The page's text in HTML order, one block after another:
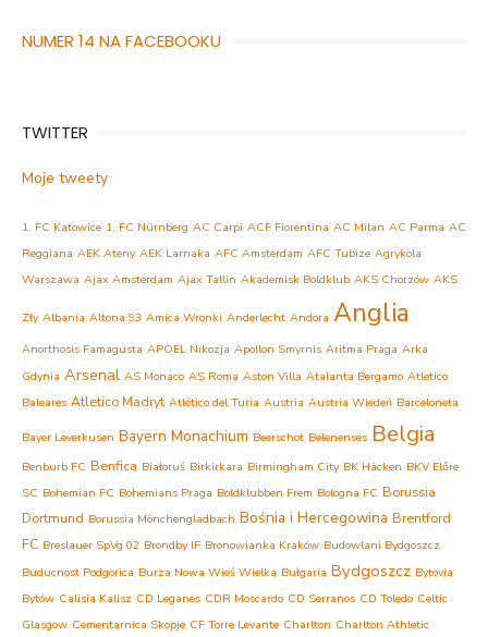
NUMER 14 NA FACEBOOKU
TWITTER
Moje tweety
1. FC Katowice 1. FC Nürnberg AC Carpi ACF Fiorentina AC Milan AC Parma AC
Reggiana AEK Ateny AEK Larnaka AFC Amsterdam AFC Tubize Agrykola
Warszawa Ajax Amsterdam Ajax Tallin Akademisk Boldklub AKS Chorzów AKS
Zły Albania Altona 93 Amica Wronki Anderlecht Andora Anglia
Anorthosis Famagusta APOEL Nikozja Apollon Smyrnis Aritma Praga Arka
Gdynia Arsenal AS Monaco AS Roma Aston Villa Atalanta Bergamo Atletico
Baleares Atletico Madryt Atlético del Turia Austria Austria Wiedeń Barceloneta
Bayer Leverkusen Bayern Monachium Beerschot Belenenses Belgia
Benburb FC Benfica Białoruś Birkirkara Birmingham City BK Häcken BKV Előre
SC Bohemian FC Bohemians Praga Boldklubben Frem Bologna FC Borussia
Dortmund Borussia Mönchengladbach Bośnia i Hercegowina Brentford
FC Breslauer SpVg 02 Brondby IF Bronowianka Kraków Budowlani Bydgoszcz
Buducnost Podgorica Burza Nowa Wieś Wielka Bułgaria Bydgoszcz Bytovia
Bytów Calisia Kalisz CD Leganes CDR Moscardo CD Serranos CD Toledo Celtic
Glasgow Cementarnica Skopje CF Torre Levante Charlton Charlton Athletic